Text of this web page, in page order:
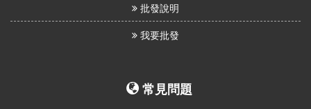
批發說明
我要批發
常見問題